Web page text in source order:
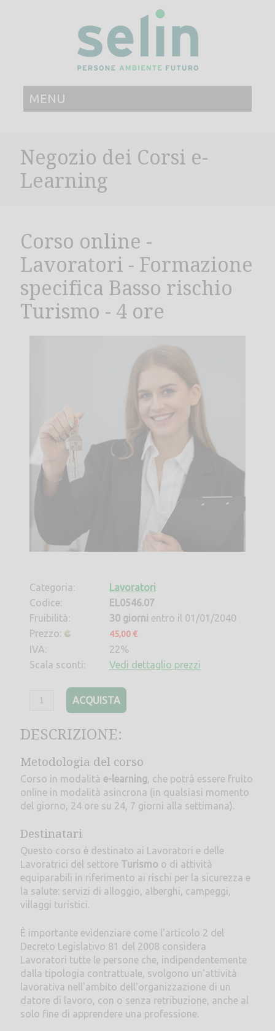
MENU
Negozio dei Corsi e-
Learning
Corso online -
Lavoratori - Formazione
specifica Basso rischio
Turismo - 4 ore
Categoria:
Lavoratori
Codice:
EL0546.07
Fruibilità:
30 giorni entro il 01/01/2040
Prezzo:
45,00 €
IVA:
22%
Scala sconti:
Vedi dettaglio prezzi
ACQUISTA
DESCRIZIONE:
Metodologia del corso
Corso in modalità e-learning, che potrà essere fruito
online in modalità asincrona (in qualsiasi momento
del giorno, 24 ore su 24, 7 giorni alla settimana).
Destinatari
Questo corso è destinato ai Lavoratori e delle
Lavoratrici del settore Turismoo di attività
equiparabili in riferimento ai rischi per la sicurezza e
la salute: servizi di alloggio, alberghi, campeggi,
villaggi turistici.
È importante evidenziare come l'articolo 2 del
Decreto Legislativo 81 del 2008 considera
Lavoratori tutte le persone che, indipendentemente
dalla tipologia contrattuale, svolgono un'attività
lavorativa nell'ambito dell'organizzazione di un
datore di lavoro, con o senza retribuzione, anche al
solo fine di apprendere una professione.